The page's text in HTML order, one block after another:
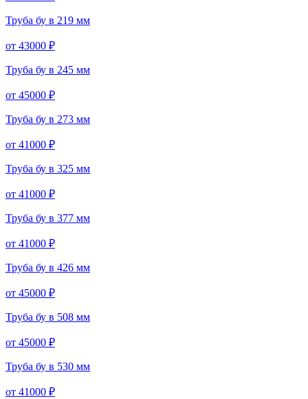
Труба бу в 219 мм
от 43000 ₽
Труба бу в 245 мм
от 45000 ₽
Труба бу в 273 мм
от 41000 ₽
Труба бу в 325 мм
от 41000 ₽
Труба бу в 377 мм
от 41000 ₽
Труба бу в 426 мм
от 45000 ₽
Труба бу в 508 мм
от 45000 ₽
Труба бу в 530 мм
от 41000 ₽